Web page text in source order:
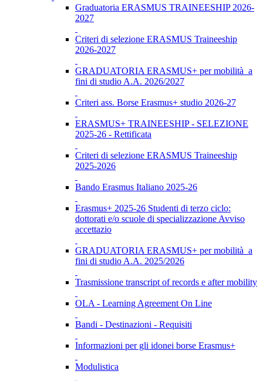
Graduatoria ERASMUS TRAINEESHIP 2026-
2027
Criteri di selezione ERASMUS Traineeship
2026-2027
GRADUATORIA ERASMUS+ per mobilità a
fini di studio A.A. 2026/2027
Criteri ass. Borse Erasmus+ studio 2026-27
ERASMUS+ TRAINEESHIP - SELEZIONE
2025-26 - Rettificata
Criteri di selezione ERASMUS Traineeship
2025-2026
Bando Erasmus Italiano 2025-26
Erasmus+ 2025-26 Studenti di terzo ciclo:
dottorati e/o scuole di specializzazione Avviso
accettazio
GRADUATORIA ERASMUS+ per mobilità a
fini di studio A.A. 2025/2026
Trasmissione transcript of records e after mobility
OLA - Learning Agreement On Line
Bandi - Destinazioni - Requisiti
Informazioni per gli idonei borse Erasmus+
Modulistica